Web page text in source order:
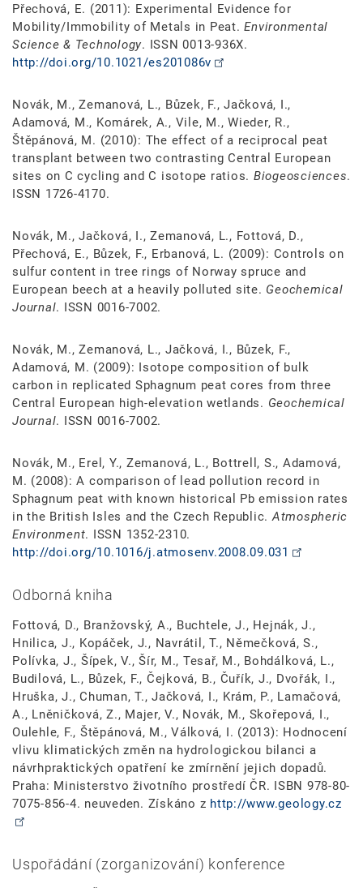
Přechová, E. (2011): Experimental Evidence for
Mobility/Immobility of Metals in Peat.Environmental
Science & Technology. ISSN 0013-936X.
http://doi.org/10.1021/es201086v
Novák, M., Zemanová, L., Bůzek, F., Jačková, I.,
Adamová, M., Komárek, A., Vile, M., Wieder, R.,
Štěpánová, M. (2010): The effect of a reciprocal peat
transplant between two contrasting Central European
sites on C cycling and C isotope ratios. Biogeosciences.
ISSN 1726-4170.
Novák, M., Jačková, I., Zemanová, L., Fottová, D.,
Přechová, E., Bůzek, F., Erbanová, L. (2009): Controls on
sulfur content in tree rings of Norway spruce and
European beech at a heavily polluted site. Geochemical
Journal. ISSN 0016-7002.
Novák, M., Zemanová, L., Jačková, I., Bůzek, F.,
Adamová, M. (2009): Isotope composition of bulk
carbon in replicated Sphagnum peat cores from three
Central European high-elevation wetlands. Geochemical
Journal. ISSN 0016-7002.
Novák, M., Erel, Y., Zemanová, L., Bottrell, S., Adamová,
M. (2008): A comparison of lead pollution record in
Sphagnum peat with known historical Pb emission rates
in the British Isles and the Czech Republic.Atmospheric
Environment. ISSN 1352-2310.
http://doi.org/10.1016/j.atmosenv.2008.09.031
Odborná kniha
Fottová, D., Branžovský, A., Buchtele, J., Hejnák, J.,
Hnilica, J., Kopáček, J., Navrátil, T., Němečková, S.,
Polívka, J., Šípek, V., Šír, M., Tesař, M., Bohdálková, L.,
Budilová, L., Bůzek, F., Čejková, B., Čuřík, J., Dvořák, I.,
Hruška, J., Chuman, T., Jačková, I., Krám, P., Lamačová,
A., Lněničková, Z., Majer, V., Novák, M., Skořepová, I.,
Oulehle, F., Štěpánová, M., Válková, I. (2013): Hodnocení
vlivu klimatických změn na hydrologickou bilanci a
návrhpraktických opatření ke zmírnění jejich dopadů.
Praha: Ministerstvo životního prostředí ČR. ISBN 978-80-
7075-856-4. neuveden. Získáno z http://www.geology.cz
Uspořádání (zorganizování) konference